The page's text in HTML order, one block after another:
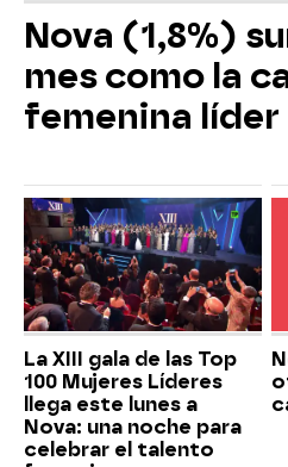
Nova (1,8%)
mes como la
femenina líder
La XIII gala de las Top
100 Mujeres Líderes
llega este lunes a
Nova: una noche para
celebrar el talento